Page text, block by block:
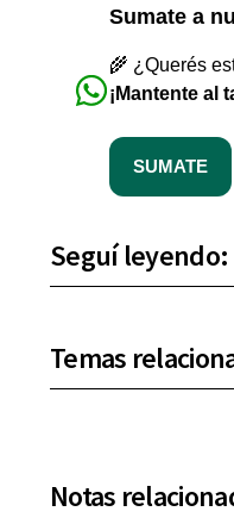
Sumate a
🌾 ¿Querés
¡Mantente al
SUMATE
Seguí leyendo:
Temas
Notas